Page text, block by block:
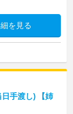
を見る
手渡し) 【姉